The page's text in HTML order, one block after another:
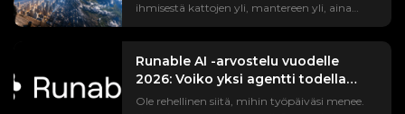
ihmisestä kattojen yli, mantereen yli, aina
avaruudessa roikkuvaan Maahan asti.
#EarthZoomOut-trendi on kerännyt yli
miljardi katselukertaa, ja suurin osa siitä on
tehty Higgsfield-tekoälyllä. Mutta jos olet
oikeasti kokeillut sitä, olet luultavasti
törmännyt kohtiin, jotka jokainen tutoriaali
Runable AI -arvostelu vuodelle
2026: Voiko yksi agentti todella
korvata koko työkalupinon?
Ole rehellinen siitä, mihin työpäiväsi menee.